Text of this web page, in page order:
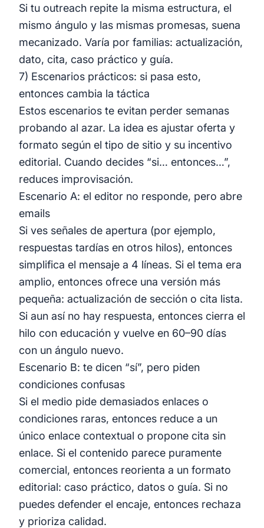
Si tu outreach repite la misma estructura, el
mismo ángulo y las mismas promesas, suena
mecanizado. Varía por familias: actualización,
dato, cita, caso práctico y guía.
7) Escenarios prácticos: si pasa esto,
entonces cambia la táctica
Estos escenarios te evitan perder semanas
probando al azar. La idea es ajustar oferta y
formato según el tipo de sitio y su incentivo
editorial. Cuando decides “si… entonces…”,
reduces improvisación.
Escenario A: el editor no responde, pero abre
emails
Si ves señales de apertura (por ejemplo,
respuestas tardías en otros hilos), entonces
simplifica el mensaje a 4 líneas. Si el tema era
amplio, entonces ofrece una versión más
pequeña: actualización de sección o cita lista.
Si aun así no hay respuesta, entonces cierra el
hilo con educación y vuelve en 60–90 días
con un ángulo nuevo.
Escenario B: te dicen “sí”, pero piden
condiciones confusas
Si el medio pide demasiados enlaces o
condiciones raras, entonces reduce a un
único enlace contextual o propone cita sin
enlace. Si el contenido parece puramente
comercial, entonces reorienta a un formato
editorial: caso práctico, datos o guía. Si no
puedes defender el encaje, entonces rechaza
y prioriza calidad.